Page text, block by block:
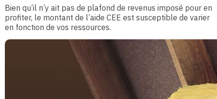
Bien qu’il n’y ait pas de plafond de revenus imposé pour en
profiter, le montant de l’aide CEE est susceptible de varier
en fonction de vos ressources.